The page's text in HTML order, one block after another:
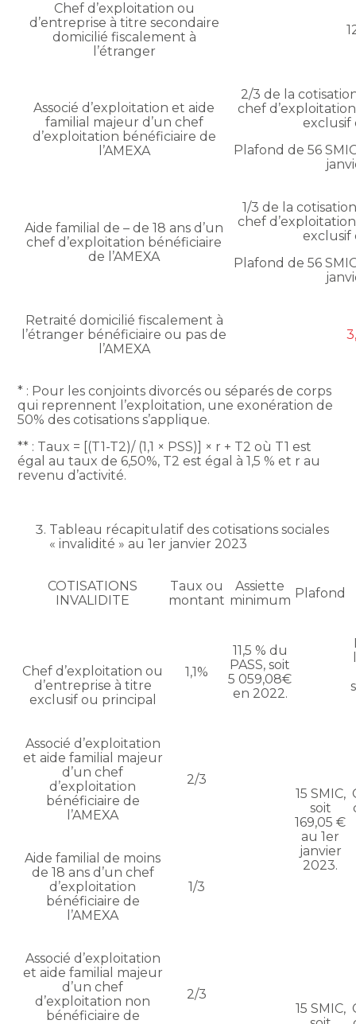
Chef d’exploitation ou
d’entreprise à titre secondaire
domicilié fiscalement à
l’étranger
Associé d’exploitation et aide
familial majeur d’un chef
d’exploitation bénéficiaire de
l’AMEXA
2/3 de la
chef
exclusif
Plafond de 56
Aide familial de – de 18 ans d’un
chef d’exploitation bénéficiaire
de l’AMEXA
1/3 de la
chef
exclusif
Plafond de 56
Retraité domicilié fiscalement à
l’étranger bénéficiaire ou pas de
l’AMEXA
* : Pour les conjoints divorcés ou séparés de corps
qui reprennent l’exploitation, une exonération de
50% des cotisations s’applique.
** : Taux = [(T1-T2)/ (1,1 × PSS)] × r + T2 où T1 est
égal au taux de 6,50%, T2 est égal à 1,5 % et r au
revenu d’activité.
Tableau récapitulatif des cotisations sociales
« invalidité » au 1er janvier 2023
COTISATIONS
INVALIDITE
Taux ou
montant
Assiette
minimum Plafond
Chef d’exploitation ou
d’entreprise à titre
exclusif ou principal
1,1%
11,5 % du
PASS, soit
5 059,08€
en 2022.
Associé d’exploitation
et aide familial majeur
d’un chef
d’exploitation
bénéficiaire de
l’AMEXA
2/3
15 SMIC,
soit
169,05 €
au 1er
janvier
2023.
Aide familial de moins
de 18 ans d’un chef
d’exploitation
bénéficiaire de
l’AMEXA
1/3
Associé d’exploitation
et aide familial majeur
d’un chef
d’exploitation non
bénéficiaire de
2/3
15 SMIC,